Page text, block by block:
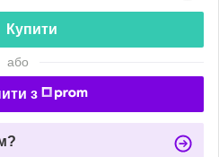
Купити
або
з